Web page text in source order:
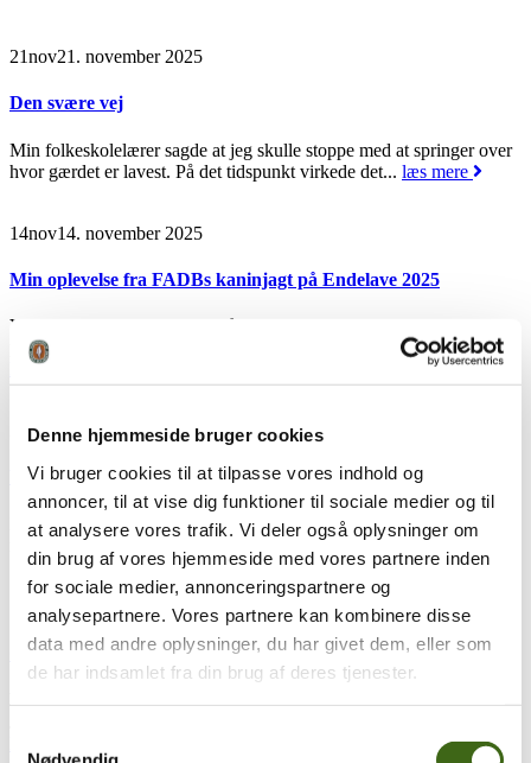
Denne hjemmeside bruger cookies
Vi bruger cookies til at tilpasse vores indhold og
annoncer, til at vise dig funktioner til sociale medier og til
at analysere vores trafik. Vi deler også oplysninger om
din brug af vores hjemmeside med vores partnere inden
for sociale medier, annonceringspartnere og
analysepartnere. Vores partnere kan kombinere disse
data med andre oplysninger, du har givet dem, eller som
de har indsamlet fra din brug af deres tjenester.
21nov21. november 2025
Den svære vej
Min folkeskolelærer sagde at jeg skulle stoppe med at springer over
hvor gærdet er lavest. På det tidspunkt virkede det... læs mere
14nov14. november 2025
Min oplevelse fra FADBs kaninjagt på Endelave 2025
Ved FADBs traditionelle 3D årsskydning, blev der trukket lod om
pladser på den årlige buejagttur til Endelave. De heldige vindere...
læs mere
nov29. november 2024
Whitetail i Wisconsin
Er kommet her siden 1998, Gary og familie driver 2 gårde, her er
meget skov med en god blanding af...
læs mere
17. juni 2024
Godmorgen kære artsfæller 🏹🏹